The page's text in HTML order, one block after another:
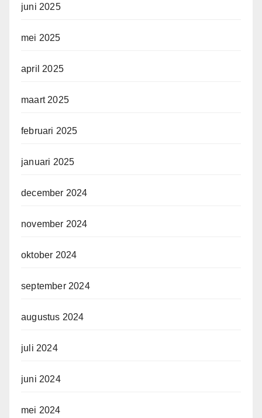
juni 2025
mei 2025
april 2025
maart 2025
februari 2025
januari 2025
december 2024
november 2024
oktober 2024
september 2024
augustus 2024
juli 2024
juni 2024
mei 2024